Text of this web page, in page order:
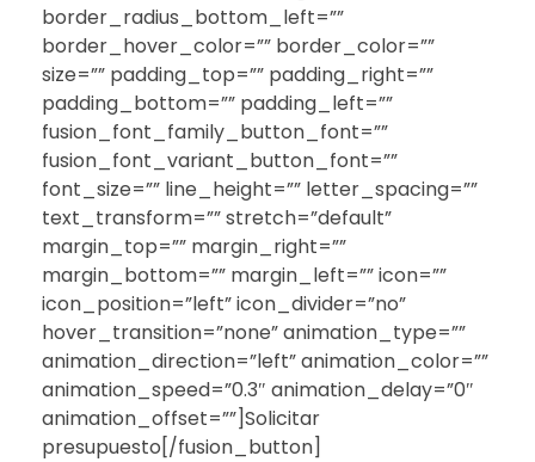
border_radius_bottom_left=””
border_hover_color=”” border_color=””
size=”” padding_top=”” padding_right=””
padding_bottom=”” padding_left=””
fusion_font_family_button_font=””
fusion_font_variant_button_font=””
font_size=”” line_height=”” letter_spacing=””
text_transform=”” stretch=”default”
margin_top=”” margin_right=””
margin_bottom=”” margin_left=”” icon=””
icon_position=”left” icon_divider=”no”
hover_transition=”none” animation_type=””
animation_direction=”left” animation_color=””
animation_speed=”0.3″ animation_delay=”0″
animation_offset=””]Solicitar
presupuesto[/fusion_button]